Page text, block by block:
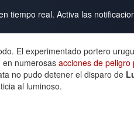
tiempo real. Activa las
El experimentado portero
numerosas acciones de
no pudo detener el disparo de
al luminoso.